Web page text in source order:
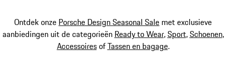
Ontdek onze Porsche Design Seasonal Sale met exclusieve
aanbiedingen uit de categorieën Ready to Wear,Sport,Schoenen,
AccessoiresofTassen en bagage.